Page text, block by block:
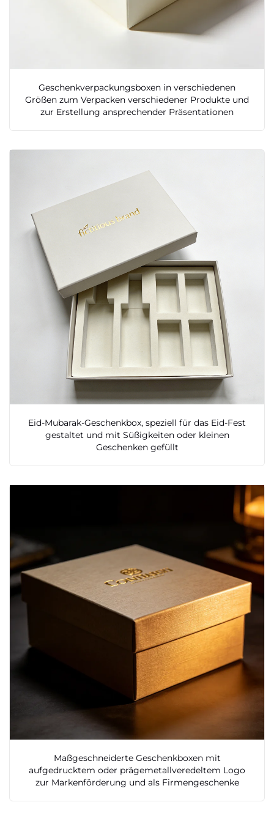
Geschenkverpackungsboxen in verschiedenen
Größen zum Verpacken verschiedener Produkte und
zur Erstellung ansprechender Präsentationen
Eid-Mubarak-Geschenkbox, speziell für das Eid-Fest
gestaltet und mit Süßigkeiten oder kleinen
Geschenken gefüllt
Maßgeschneiderte Geschenkboxen mit
aufgedrucktem oder prägemetallveredeltem Logo
zur Markenförderung und als Firmengeschenke